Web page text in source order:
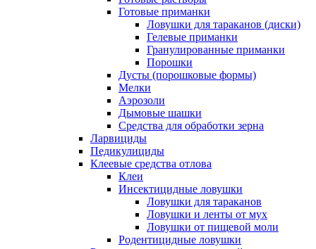
Готовые приманки
Ловушки для тараканов (диски)
Гелевые приманки
Гранулированные приманки
Порошки
Дусты (порошковые формы)
Мелки
Аэрозоли
Дымовые шашки
Средства для обработки зерна
Ларвициды
Педикулициды
Клеевые средства отлова
Клеи
Инсектицидные ловушки
Ловушки для тараканов
Ловушки и ленты от мух
Ловушки от пищевой моли
Родентицидные ловушки